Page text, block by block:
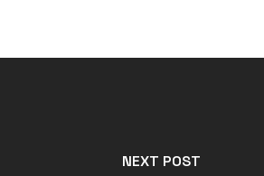
NEXT POST